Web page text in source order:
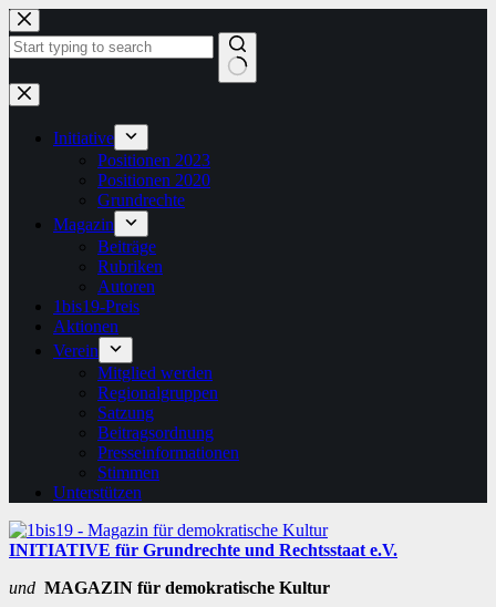
Zum
Inhalt
springen
Keine
Ergebnisse
Initiative
Positionen 2023
Positionen 2020
Grundrechte
Magazin
Beiträge
Rubriken
Autoren
1bis19-Preis
Aktionen
Verein
Mitglied werden
Regionalgruppen
Satzung
Beitragsordnung
Presseinformationen
Stimmen
Unterstützen
INITIATIVE für Grundrechte und Rechtsstaat e.V.
und MAGAZIN für demokratische Kultur